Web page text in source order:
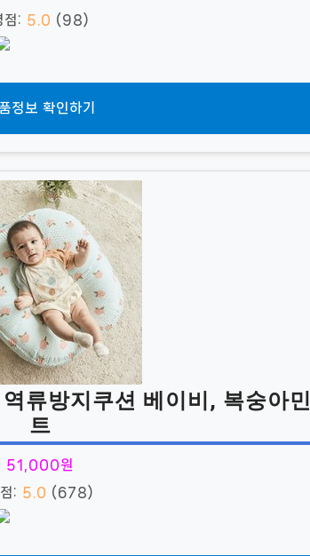
점: 5.0 (98)
정보 확인하기
류방지쿠션 베이비, 복숭아민
트
51,000원
: 5.0 (678)